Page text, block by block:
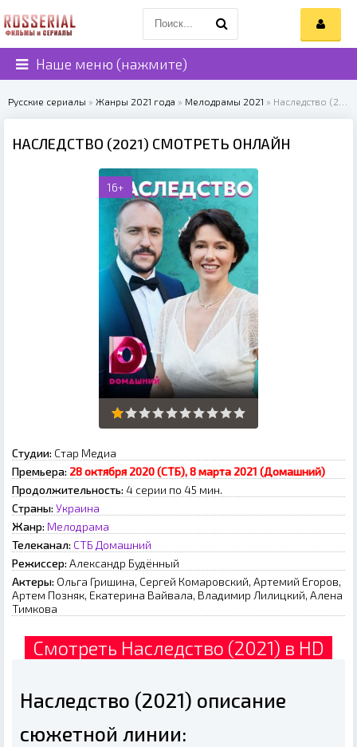
Наше меню (нажмите)
Русские сериалы » Жанры 2021 года » Мелодрамы 2021 » Наследство (2021)
НАСЛЕДСТВО (2021) СМОТРЕТЬ ОНЛАЙН
16+
Студии: Стар Медиа
Премьера: 28 октября 2020 (СТБ), 8 марта 2021 (Домашний)
Продолжительность: 4 серии по 45 мин.
Страны: Украина
Жанр: Мелодрама
Телеканал: СТБ Домашний
Режиссер: Александр Будённый
Актеры: Ольга Гришина, Сергей Комаровский, Артемий Егоров,
Артем Позняк, Екатерина Вайвала, Владимир Лилицкий, Алена
Тимкова
Смотреть Наследство (2021) в HD
Наследство (2021) описание
сюжетной линии: